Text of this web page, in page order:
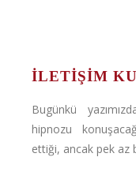
İLETIŞIM
Bugünkü
hipnozu
ettiği, ancak pek az